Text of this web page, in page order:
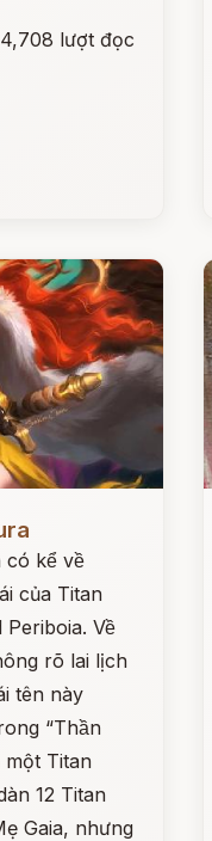
4,708 lượt đọc
có kể về
của Titan
Periboia. Về
rõ lai lịch
tên này
“Thần
một Titan
12 Titan
Gaia, nhưng